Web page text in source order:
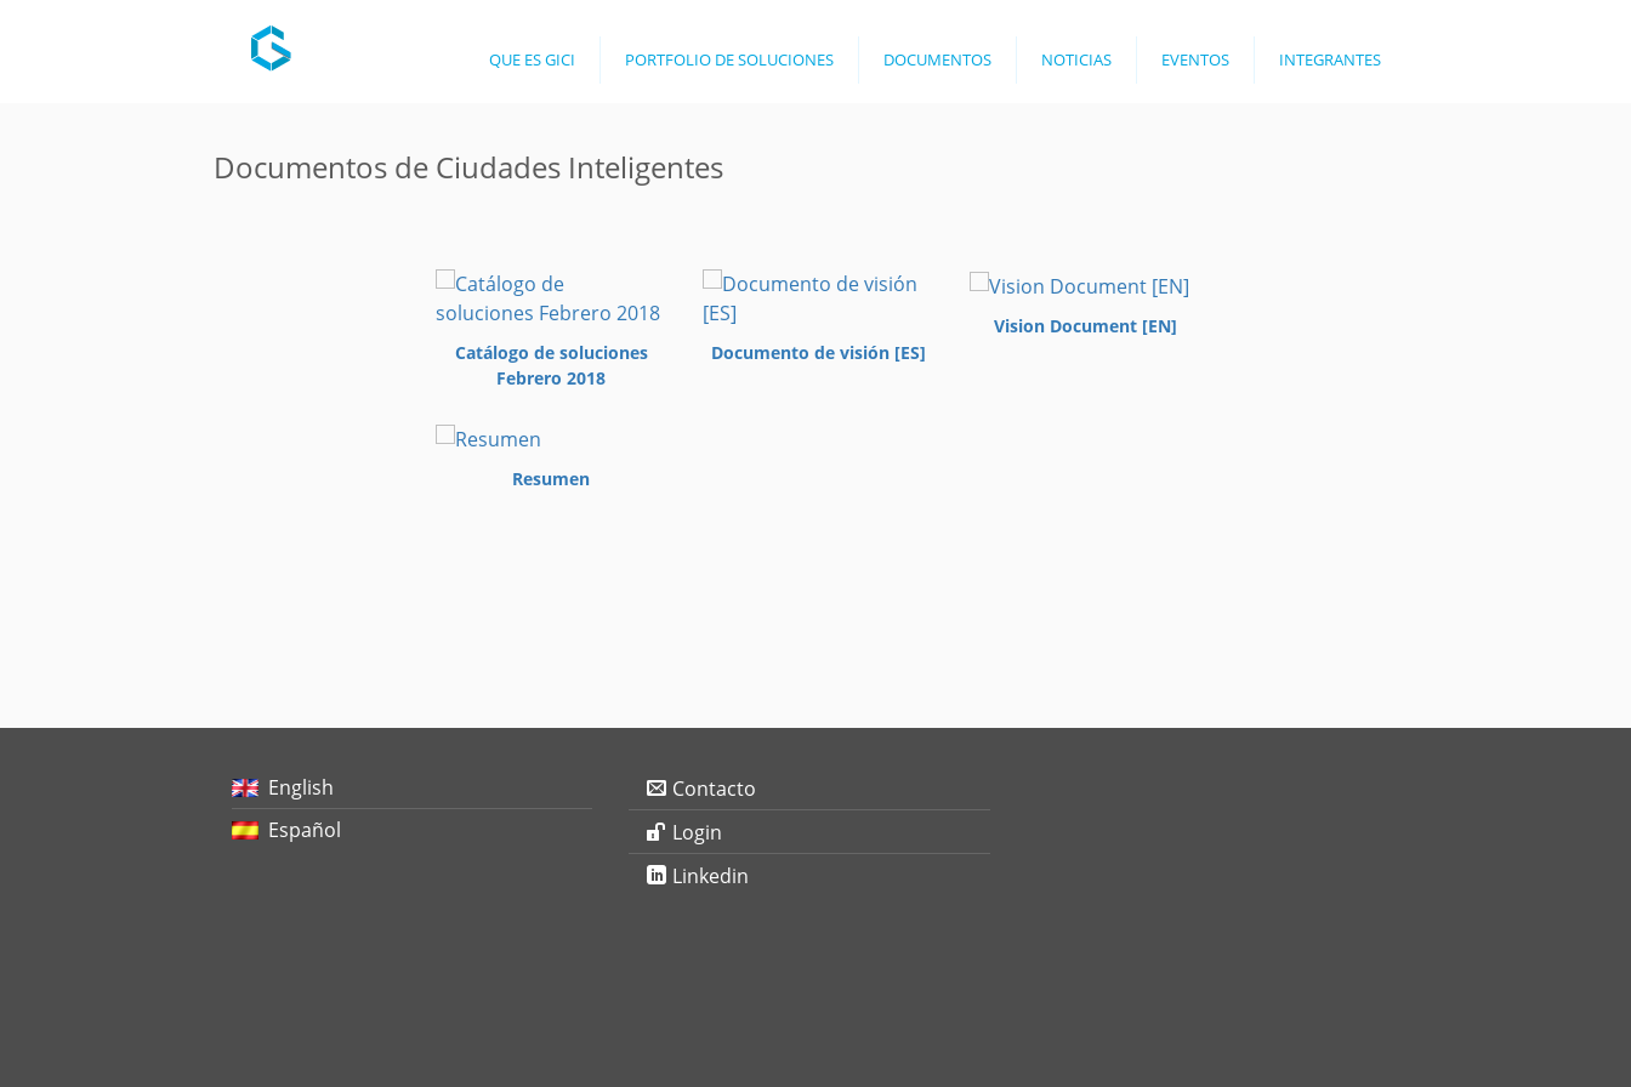
Documentos de Ciudades Inteligentes
Catálogo de soluciones
Febrero 2018
Documento de visión [ES]
Vision Document [EN]
Resumen
English
Español
Contacto
Login
Linkedin
QUE ES GICI PORTFOLIO DE SOLUCIONES DOCUMENTOS NOTICIAS EVENTOS INTEGRANTES